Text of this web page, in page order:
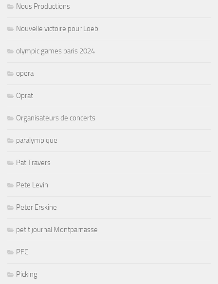
Nous Productions
Nouvelle victoire pour Loeb
olympic games paris 2024
opera
Oprat
Organisateurs de concerts
paralympique
Pat Travers
Pete Levin
Peter Erskine
petit journal Montparnasse
PFC
Picking